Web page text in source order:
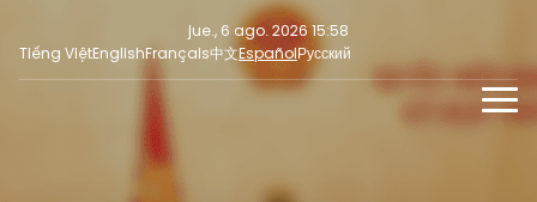
jue., 6 ago. 2026 15:58
Tiếng ViệtEnglishFrançais中文EspañolРусский